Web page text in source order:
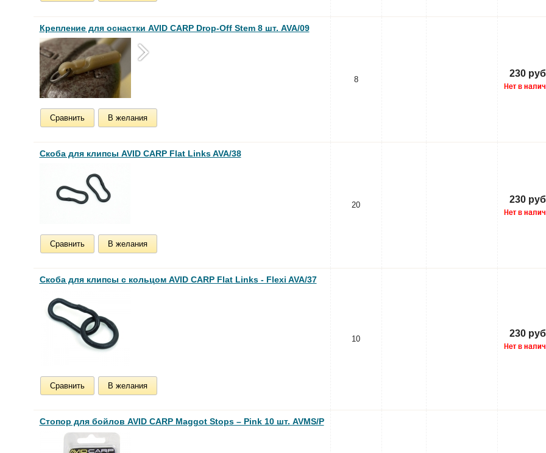
Крепление для оснастки AVID CARP Drop-Off Stem 8 шт. AVA/09
Сравнить В желания
8
230
Скоба для клипсы AVID CARP Flat Links AVA/38
Сравнить В желания
20
230
Скоба для клипсы с кольцом AVID CARP Flat Links - Flexi AVA/37
Сравнить В желания
10
230
Стопор для бойлов AVID CARP Maggot Stops – Pink 10 шт. AVMS/P